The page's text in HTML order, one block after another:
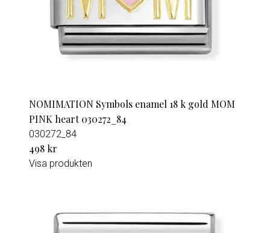
NOMIMATION Symbols enamel 18 k gold MOM
PINK heart 030272_84
030272_84
498 kr
Visa produkten